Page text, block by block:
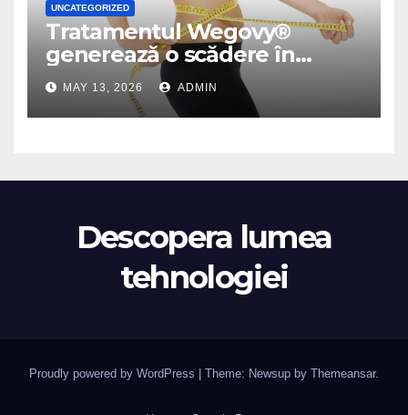
UNCATEGORIZED
Tratamentul Wegovy®
generează o scădere în
greutate de până la 22,6% la
femei în perioada
menopauzei și reduce la
MAY 13, 2026 ADMIN
Descopera lumea
tehnologiei
Proudly powered by WordPress Theme: Newsup by Themeansar.